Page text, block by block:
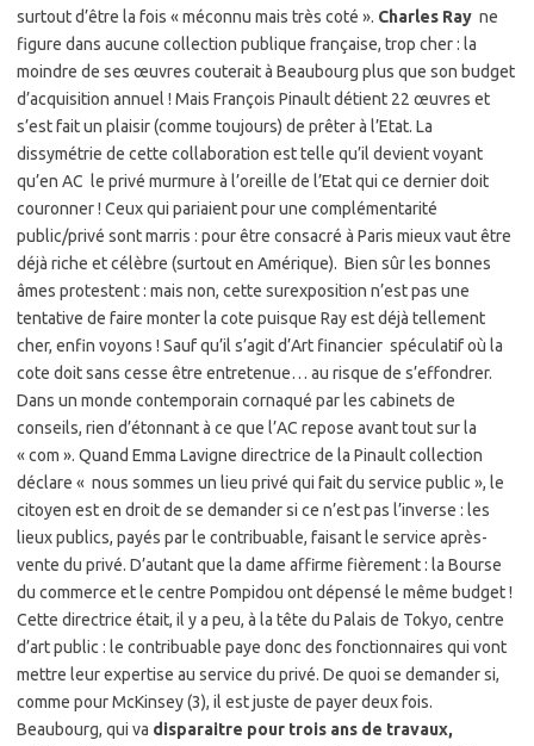
surtout d’être la fois « méconnu mais très coté ». Charles Ray ne
figure dans aucune collection publique française, trop cher : la
moindre de ses œuvres couterait à Beaubourg plus que son budget
d’acquisition annuel ! Mais François Pinault détient 22 œuvres et
s’est fait un plaisir (comme toujours) de prêter à l’Etat. La
dissymétrie de cette collaboration est telle qu’il devient voyant
qu’en AC le privé murmure à l’oreille de l’Etat qui ce dernier doit
couronner ! Ceux qui pariaient pour une complémentarité
public/privé sont marris : pour être consacré à Paris mieux vaut être
déjà riche et célèbre (surtout en Amérique). Bien sûr les bonnes
âmes protestent : mais non, cette surexposition n’est pas une
tentative de faire monter la cote puisque Ray est déjà tellement
cher, enfin voyons ! Sauf qu’il s’agit d’Art financier spéculatif où la
cote doit sans cesse être entretenue… au risque de s’effondrer.
Dans un monde contemporain cornaqué par les cabinets de
conseils, rien d’étonnant à ce que l’AC repose avant tout sur la
« com ». Quand Emma Lavigne directrice de la Pinault collection
déclare « nous sommes un lieu privé qui fait du service public », le
citoyen est en droit de se demander si ce n’est pas l’inverse : les
lieux publics, payés par le contribuable, faisant le service après-
vente du privé. D’autant que la dame affirme fièrement : la Bourse
du commerce et le centre Pompidou ont dépensé le même budget !
Cette directrice était, il y a peu, à la tête du Palais de Tokyo, centre
d’art public : le contribuable paye donc des fonctionnaires qui vont
mettre leur expertise au service du privé. De quoi se demander si,
comme pour McKinsey (3), il est juste de payer deux fois.
Beaubourg, qui va disparaitre pour trois ans de travaux,